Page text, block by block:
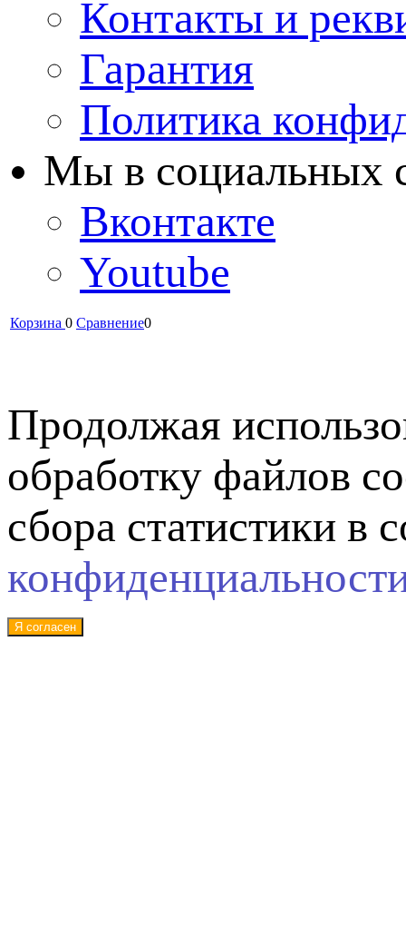
Контакты и
Гарантия
Политика
Мы в cоциальных
Вконтакте
Youtube
Корзина 0 Сравнение0
Продолжая
обработку файлов
сбора статистики в
Я согласен